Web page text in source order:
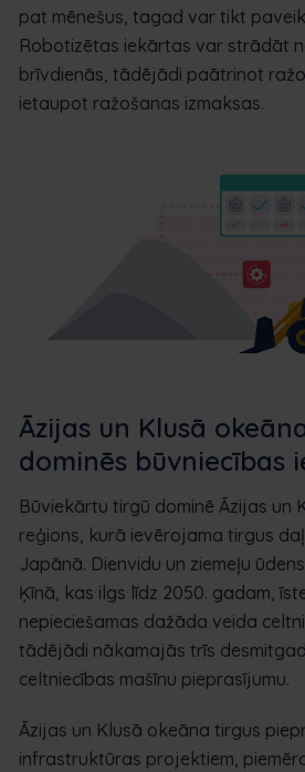
pat mēnešus, tagad var tikt
Robotizētas iekārtas var strādāt
brīvdienās, tādējādi paātrinot
ietaupot ražošanas izmaksas.
Āzijas un Klusā
dominēs būvniecības
Būviekārtu tirgū dominē Āzijas un
reģions, kurā ievērojama tirgus
Japānā. Dienvidu un ziemeļu
Ķīnā, kas ilgs līdz 2050. gadam,
nepieciešamas dažāda veida
tādējādi nākamajās trīs
celtniecības mašīnu pieprasījumu.
Āzijas un Klusā okeāna tirgus
infrastruktūras projektiem,